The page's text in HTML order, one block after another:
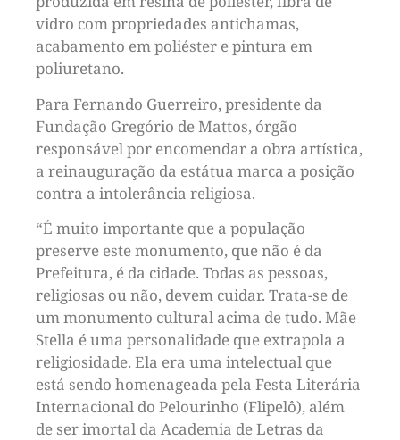
vidro com propriedades antichamas,
acabamento em poliéster e pintura em
poliuretano.
Para Fernando Guerreiro, presidente da
Fundação Gregório de Mattos, órgão
responsável por encomendar a obra artística,
a reinauguração da estátua marca a posição
contra a intolerância religiosa.
“É muito importante que a população
preserve este monumento, que não é da
Prefeitura, é da cidade. Todas as pessoas,
religiosas ou não, devem cuidar. Trata-se de
um monumento cultural acima de tudo. Mãe
Stella é uma personalidade que extrapola a
religiosidade. Ela era uma intelectual que
está sendo homenageada pela Festa Literária
Internacional do Pelourinho (Flipelô), além
de ser imortal da Academia de Letras da